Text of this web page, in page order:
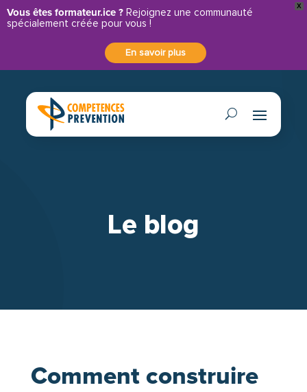
X
Vous êtes formateur.ice ? Rejoignez une communauté
spécialement créée pour vous !
En savoir plus
Le blog
Comment construire
Panneau de gestion des cookies